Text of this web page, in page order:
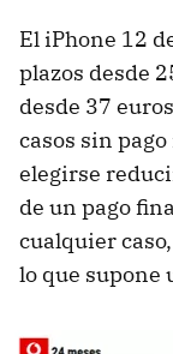
El iPhone 12
plazos desde
desde 37
casos sin
elegirse
de un pago
cualquier
lo que supone